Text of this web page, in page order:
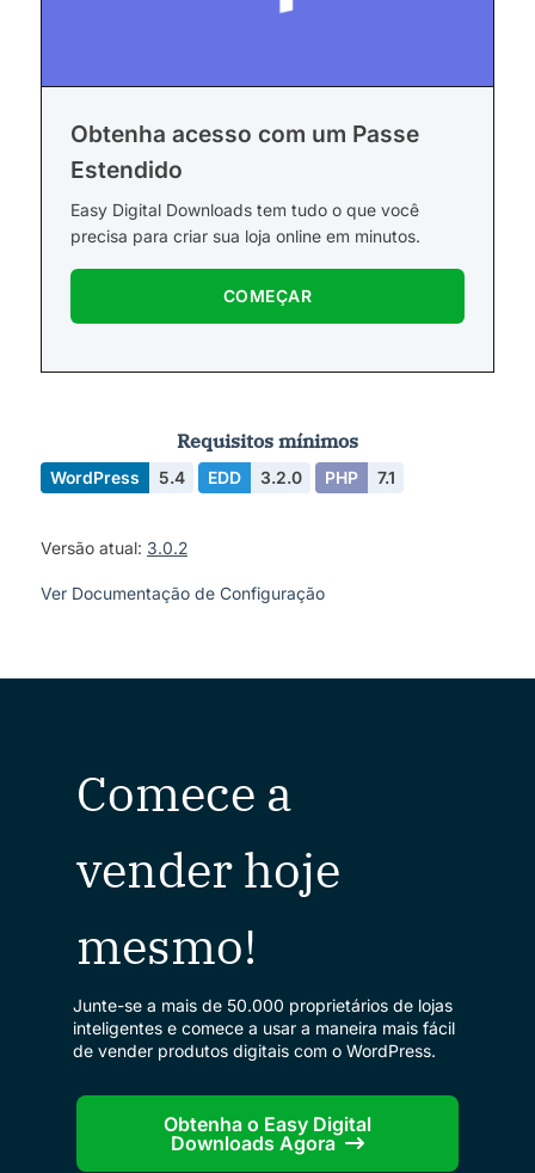
Obtenha acesso com um Passe
Estendido
Easy Digital Downloads tem tudo o que você
precisa para criar sua loja online em minutos.
COMEÇAR
Requisitos mínimos
WordPress 5.4 EDD 3.2.0 PHP 7.1
Versão atual: 3.0.2
Ver Documentação de Configuração
Comece a
vender hoje
mesmo!
Junte-se a mais de 50.000 proprietários de lojas
inteligentes e comece a usar a maneira mais fácil
de vender produtos digitais com o WordPress.
Obtenha o Easy Digital
Downloads Agora